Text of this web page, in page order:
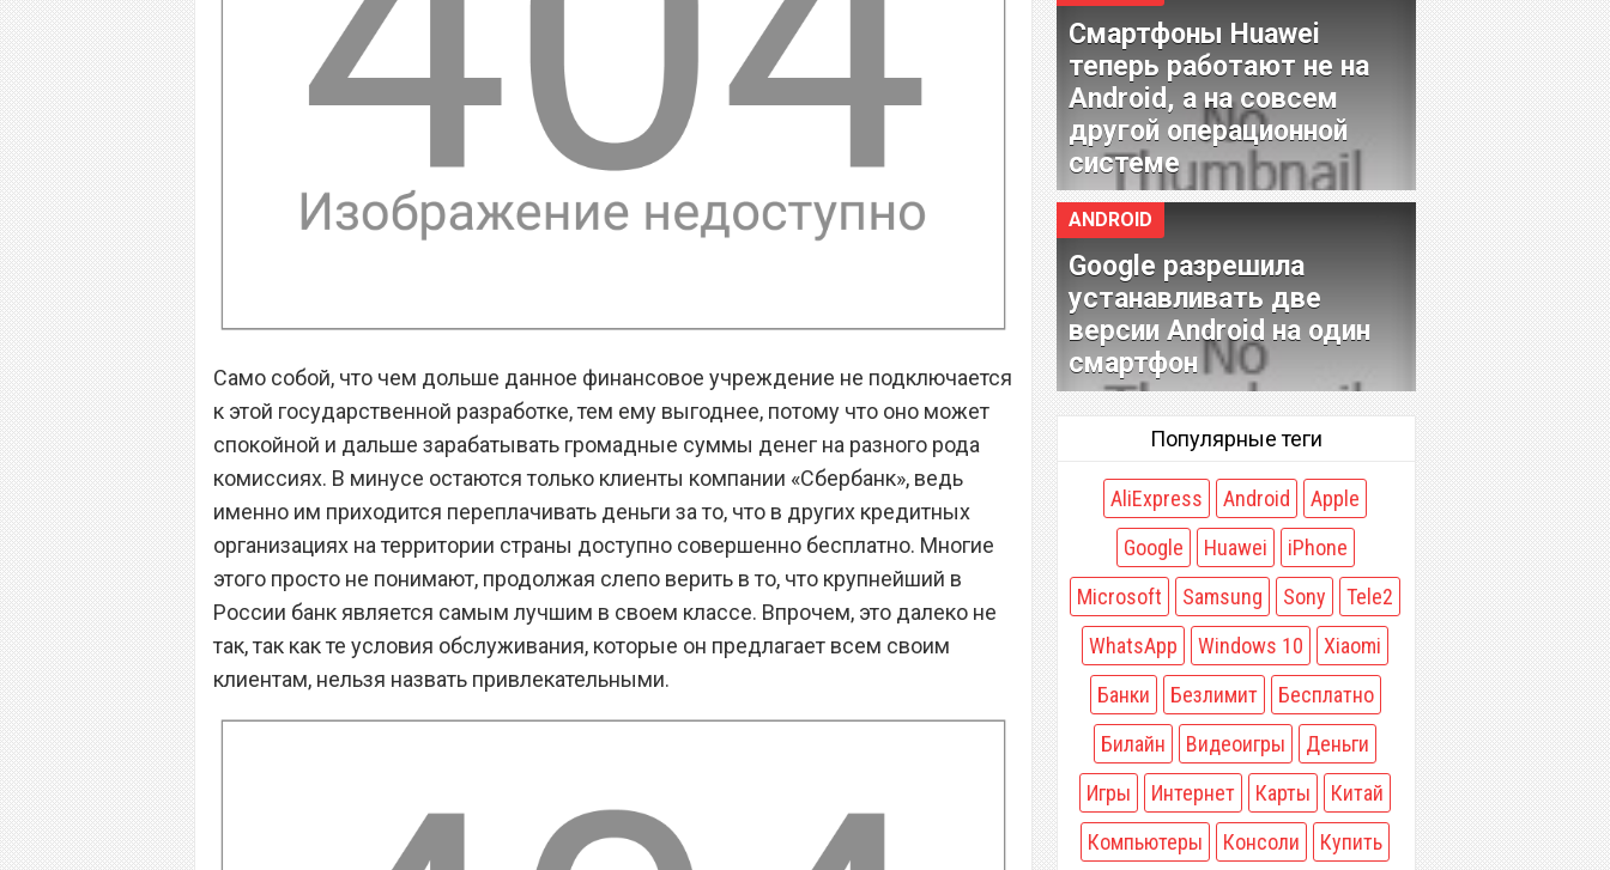
Само собой, что чем дольше данное финансовое учреждение не подключается
к этой государственной разработке, тем ему выгоднее, потому что оно может
спокойной и дальше зарабатывать громадные суммы денег на разного рода
комиссиях. В минусе остаются только клиенты компании «Сбербанк», ведь
именно им приходится переплачивать деньги за то, что в других кредитных
организациях на территории страны доступно совершенно бесплатно. Многие
этого просто не понимают, продолжая слепо верить в то, что крупнейший в
России банк является самым лучшим в своем классе. Впрочем, это далеко не
так, так как те условия обслуживания, которые он предлагает всем своим
клиентам, нельзя назвать привлекательными.
Смартфоны Huawei
теперь работают не на
Android, а на совсем
другой операционной
системе
ANDROID
Google разрешила
устанавливать две
версии Android на один
смартфон
Популярные теги
AliExpress Android
Apple
Google
Huawei
iPhone
Microsoft
Samsung Sony
Tele2
WhatsApp
Windows 10
Xiaomi
Банки
Безлимит
Бесплатно
Билайн
Видеоигры
Деньги
Игры
Интернет Карты
Китай
Компьютеры
Консоли
Купить